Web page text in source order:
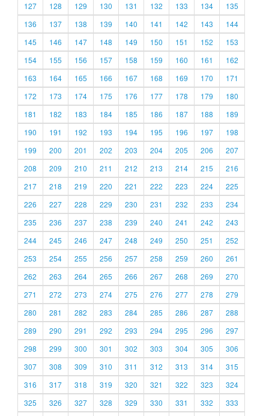
127
128 129 130 131 132 133 134
135
136
137 138 139 140 141 142 143
144
145
146 147 148 149 150 151 152
153
154
155 156 157 158 159 160 161
162
163
164 165 166 167 168 169 170
171
172
173 174 175 176 177 178 179
180
181
182 183 184 185 186 187 188
189
190
191 192 193 194 195 196 197
198
199
200 201 202 203 204 205 206
207
208
209 210 211 212 213 214 215
216
217
218 219 220 221 222 223 224
225
226
227 228 229 230 231 232 233
234
235
236 237 238 239 240 241 242
243
244
245 246 247 248 249 250 251
252
253
254 255 256 257 258 259 260
261
262
263 264 265 266 267 268 269
270
271
272 273 274 275 276 277 278
279
280
281 282 283 284 285 286 287
288
289
290 291 292 293 294 295 296
297
298
299 300 301 302 303 304 305
306
307
308 309 310 311 312 313 314
315
316
317 318 319 320 321 322 323
324
325
326 327 328 329 330 331 332
333